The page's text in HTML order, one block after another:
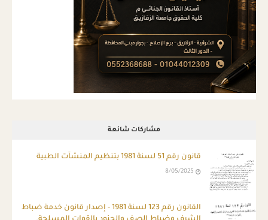
مشاركات شائعة
قانون رقم 51 لسنة 1981 بتنظيم المنشآت الطبية
8/05/2025
ِالقانون رقم 123 لسنة 1981 - إصدار قانون خدمة ضباط